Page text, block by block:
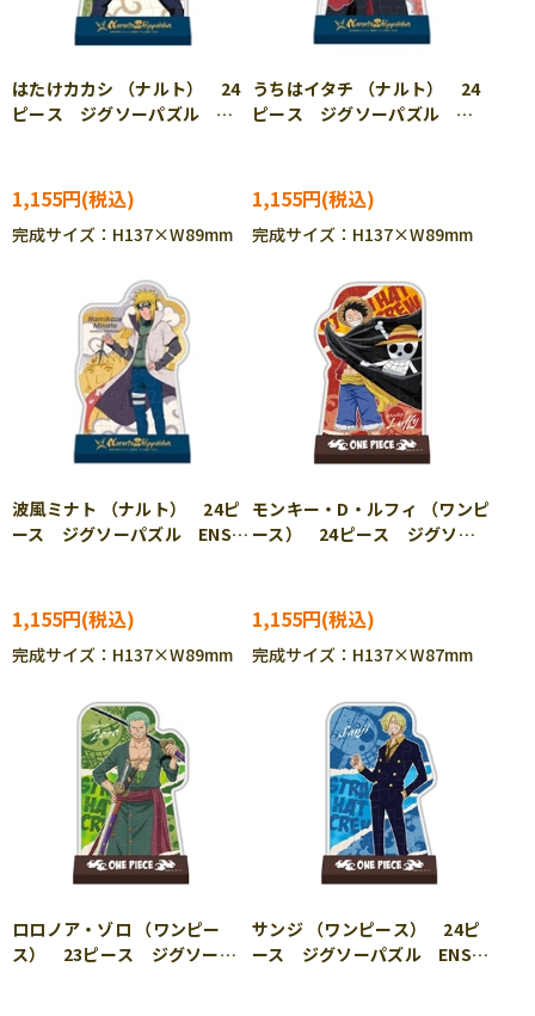
はたけカカシ （ナルト） 24
ピース ジグソーパズル
1,155円
完成サイズ：H137×W89mm
うちはイタチ （ナルト） 24
ピース ジグソーパズル
1,155円
完成サイズ：H137×W89mm
波風ミナト （ナルト） 24ピ
ース ジグソーパズル ENS-
1,155円
完成サイズ：H137×W89mm
モンキー・D・ルフィ （ワンピ
ース） 24ピース ジグソー
1,155円
完成サイズ：H137×W87mm
ロロノア・ゾロ （ワンピー
ス） 23ピース ジグソーパ
サンジ （ワンピース） 24ピ
ース ジグソーパズル ENS-